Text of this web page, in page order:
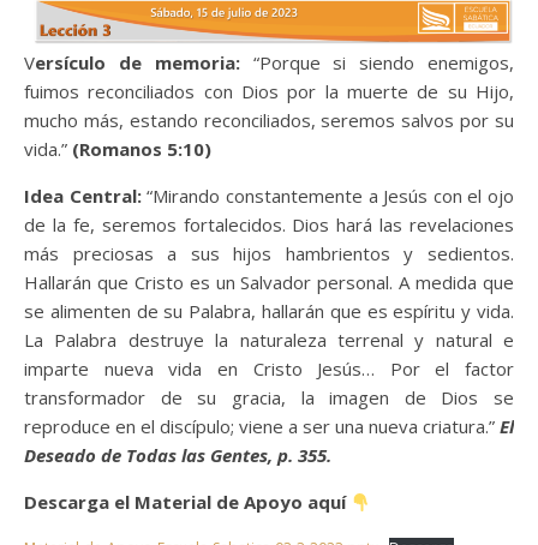
Versículo de memoria: “Porque si siendo enemigos,
fuimos reconciliados con Dios por la muerte de su Hijo,
mucho más, estando reconciliados, seremos salvos por su
vida.” (Romanos 5:10)
Idea Central:“Mirando constantemente a Jesús con el ojo
de la fe, seremos fortalecidos. Dios hará las revelaciones
más preciosas a sus hijos hambrientos y sedientos.
Hallarán que Cristo es un Salvador personal. A medida que
se alimenten de su Palabra, hallarán que es espíritu y vida.
La Palabra destruye la naturaleza terrenal y natural e
imparte nueva vida en Cristo Jesús… Por el factor
transformador de su gracia, la imagen de Dios se
reproduce en el discípulo; viene a ser una nueva criatura.” El
Deseado de Todas las Gentes, p. 355.
Descarga el Material de Apoyo aquí